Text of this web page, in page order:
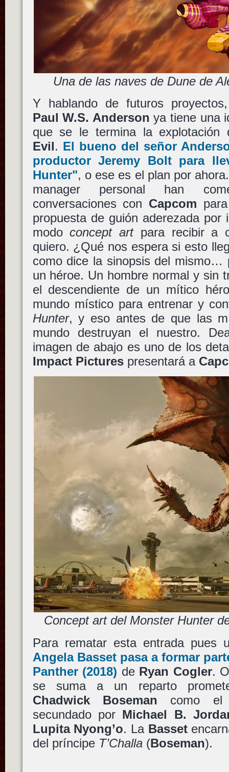
Una de las naves de Dune de
Y hablando de futuros
Paul W.S. Anderson ya tiene una
que se le termina la
Evil. El bueno del señor
productorJeremy Boltpara
Hunter", o ese es el plan por
manager personal han
conversaciones con Capcom
propuesta de guión aderezada por
modoconcept artpara recibir a
quiero. ¿Qué nos espera si esto
como dice la sinopsis del mismo…
un héroe. Un hombre normal y sin
el descendiente de un mítico
mundo místico para entrenar y
Hunter, y eso antes de que las
mundo destruyan el nuestro.
imagen de abajo es uno de los
Impact Picturespresentará a
Concept art del Monster Hunter
Para rematar esta entrada pues
Angela Bassetpasa a formar
Panther(2018) de Ryan Cogler.
se suma a un reparto
Chadwick Boseman como el
secundado por Michael B.
Lupita Nyong’o. La Basset
del príncipe T’Challa(Boseman).